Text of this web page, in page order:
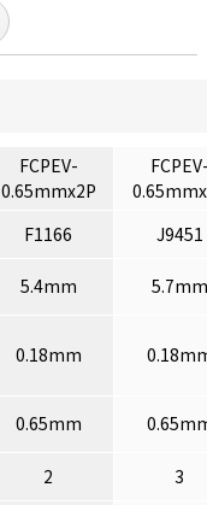
FCPEV-
0.65mmx2P
F1166 J9451
5.4mm 5.7mm
0.18mm
0.65mm
2
3